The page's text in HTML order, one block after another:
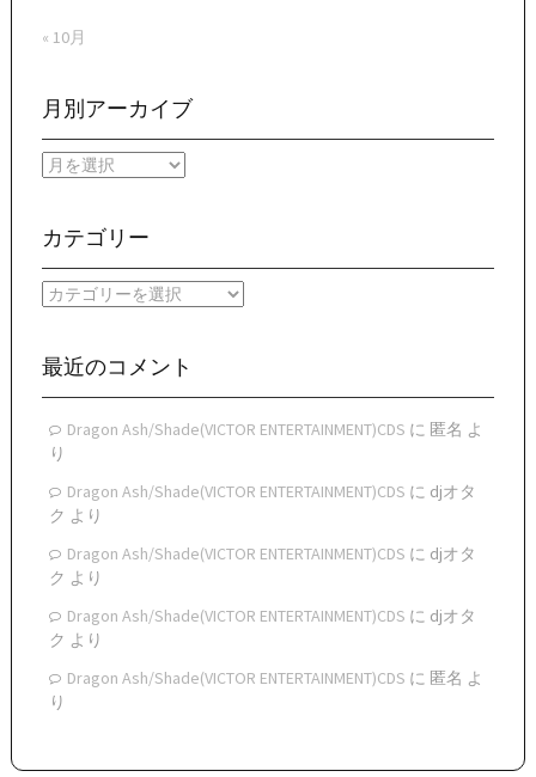
« 10月
月別アーカイブ
月
ー
イ
ブ
カテゴリー
カ
リ
最近のコメント
Dragon Ash/Shade(VICTOR ENTERTAINMENT)CDS に 匿名 よ
り
Dragon Ash/Shade(VICTOR ENTERTAINMENT)CDS に djオタ
ク より
Dragon Ash/Shade(VICTOR ENTERTAINMENT)CDS に djオタ
ク より
Dragon Ash/Shade(VICTOR ENTERTAINMENT)CDS に djオタ
ク より
Dragon Ash/Shade(VICTOR ENTERTAINMENT)CDS に 匿名 よ
り